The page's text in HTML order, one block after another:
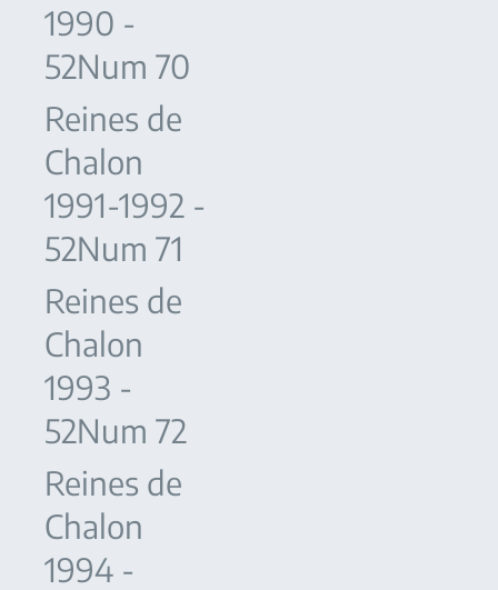
1990 -
52Num 70
Reines de
Chalon
1991-1992 -
52Num 71
Reines de
Chalon
1993 -
52Num 72
Reines de
Chalon
1994 -